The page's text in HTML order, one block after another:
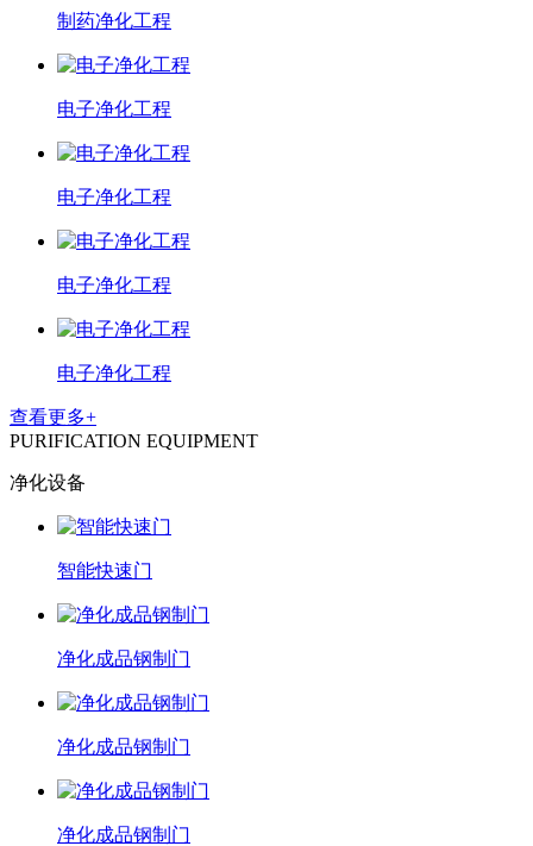
制药净化工程
电子净化工程
电子净化工程
电子净化工程
电子净化工程
查看更多+
PURIFICATION EQUIPMENT
净化设备
智能快速门
净化成品钢制门
净化成品钢制门
净化成品钢制门